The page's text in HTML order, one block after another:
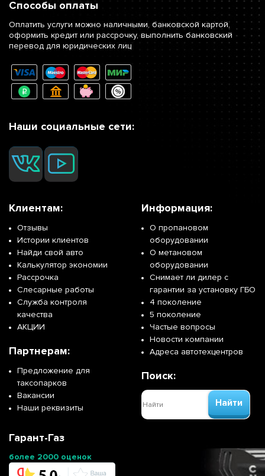
Способы оплаты
Оплатить услуги можно наличными, банковской картой,
оформить кредит или рассрочку, выполнить банковский
перевод для юридических лиц
Наши социальные сети:
Клиентам:
Отзывы
Истории клиентов
Найди свой авто
Калькулятор экономии
Рассрочка
Слесарные работы
Служба контроля
качества
АКЦИИ
Партнерам:
Предложение для
таксопарков
Вакансии
Наши реквизиты
Информация:
О пропановом
оборудовании
О метановом
оборудовании
Снимает ли дилер с
гарантии за установку ГБО
4 поколение
5 поколение
Частые вопросы
Новости компании
Адреса автотехцентров
Поиск:
Найти
Гарант-Газ
более 2000 оценок